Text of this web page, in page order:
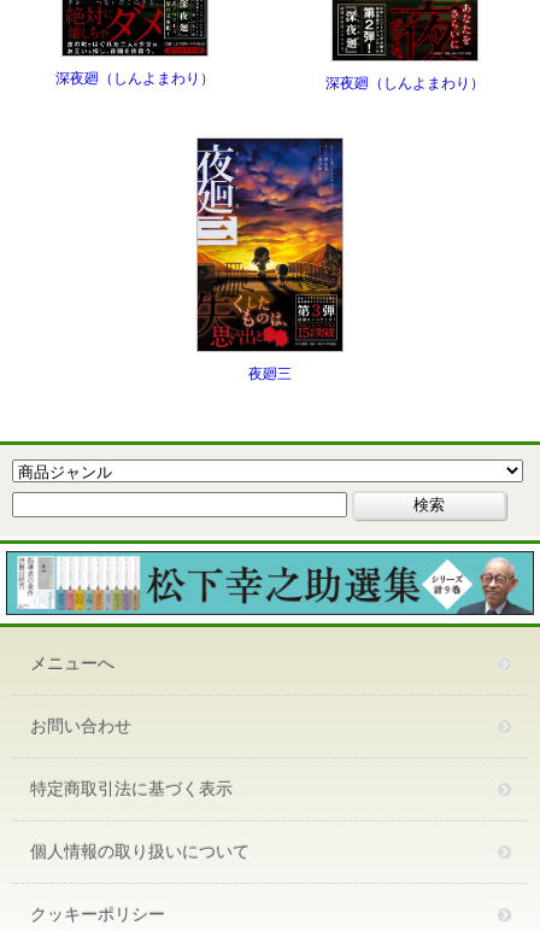
深夜廻（しんよまわり） 深夜廻（しんよまわり）
夜廻三
メニューへ
お問い合わせ
特定商取引法に基づく表示
個人情報の取り扱いについて
クッキーポリシー